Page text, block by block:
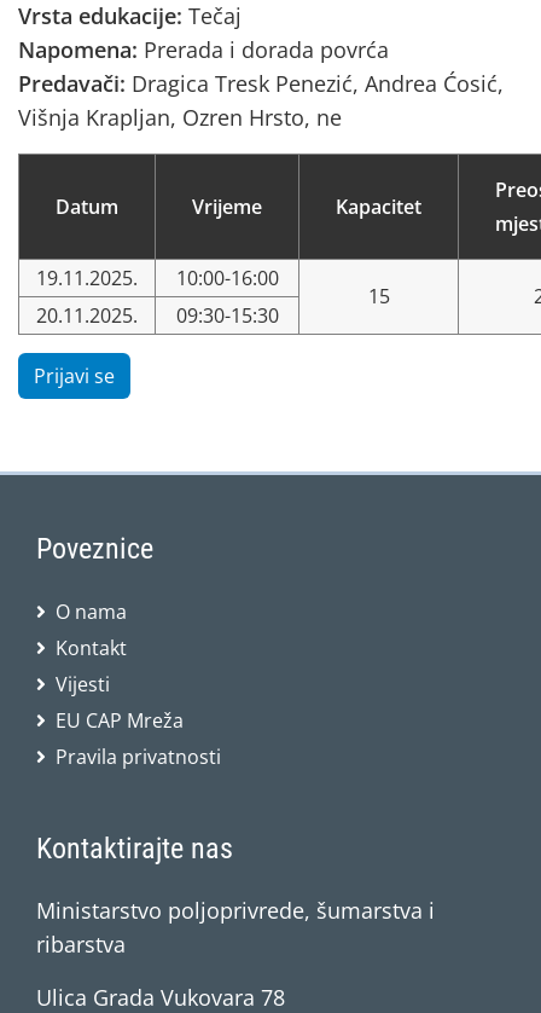
Vrsta edukacije: Tečaj
Napomena: Prerada i dorada povrća
Predavači: Dragica Tresk Penezić, Andrea Ćosić,
Višnja Krapljan, Ozren Hrsto, ne
Datum Vrijeme Kapacitet
19.11.2025. 10:00-16:00
15
20.11.2025. 09:30-15:30
Prijavi se
Poveznice
O nama
Kontakt
Vijesti
EU CAP Mreža
Pravila privatnosti
Kontaktirajte nas
Ministarstvo poljoprivrede, šumarstva i
ribarstva
Ulica Grada Vukovara 78